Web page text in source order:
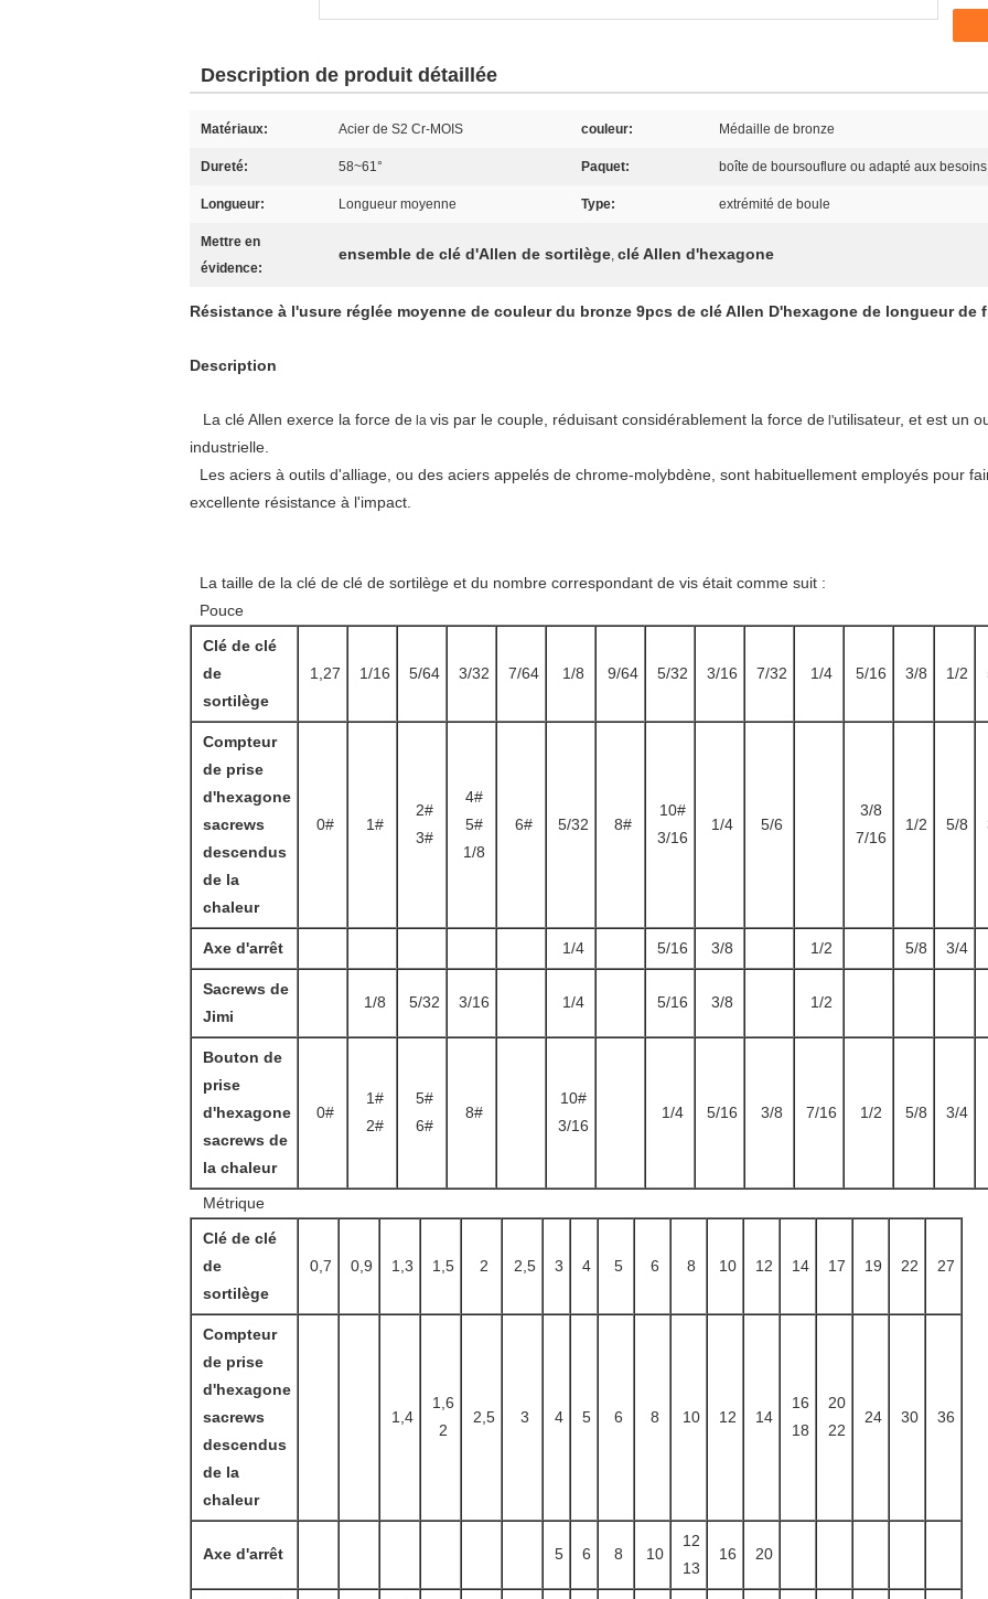
Description de produit détaillée
Matériaux: Acier de S2 Cr-MOIS couleur: Médaille de bronze
Dureté: 58~61° Paquet: boîte de boursouflure ou adapté aux
Longueur: Longueur moyenne Type: extrémité de boule
Mettre en
évidence:
ensemble de clé d'Allen de sortilège, clé Allen d'hexagone
Résistance à l'usure réglée moyenne de couleur du bronze 9pcs de clé Allen D'hexagone de longueur de
Description
La clé Allen exerce la force de la vis par le couple, réduisant considérablement la force de l'utilisateur, et est un
industrielle.
Les aciers à outils d'alliage, ou des aciers appelés de chrome-molybdène, sont habituellement employés pour
excellente résistance à l'impact.
La taille de la clé de clé de sortilège et du nombre correspondant de vis était comme suit :
Pouce
Clé de clé
de
sortilège
1,27 1/16 5/64 3/32 7/64 1/8 9/64 5/32 3/16 7/32 1/4 5/16 3/8 1/2
Compteur
de prise
d'hexagone
sacrews
descendus
de la
chaleur
0# 1#
2#
3#
4#
5#
1/8
6# 5/32 8#
10#
3/16
1/4 5/6
3/8
7/16
1/2 5/8
Axe d'arrêt 1/4 5/16 3/8 1/2 5/8 3/4
Sacrews de
Jimi
1/8 5/32 3/16 1/4 5/16 3/8 1/2
Bouton de
prise
d'hexagone
sacrews de
la chaleur
0#
1#
2#
5#
6#
8#
10#
3/16
1/4 5/16 3/8 7/16 1/2 5/8 3/4
Métrique
Clé de clé
de
sortilège
0,7 0,9 1,3 1,5 2 2,5 3 4 5 6 8 10 12 14 17 19 22 27
Compteur
de prise
d'hexagone
sacrews
descendus
de la
chaleur
1,4
1,6
2
2,5 3 4 5 6 8 10 12 14
16
18
20
22
24 30 36
Axe d'arrêt 5 6 8 10
12
13
16 20